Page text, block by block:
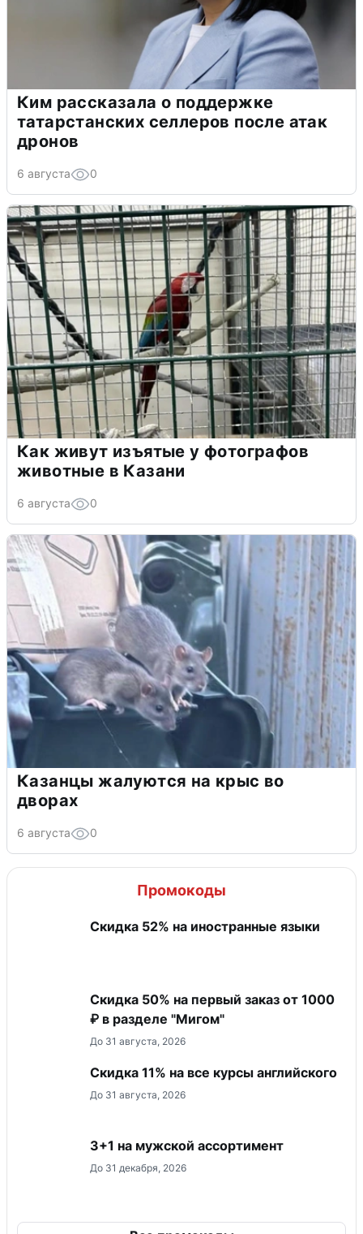
Ким рассказала о поддержке
татарстанских селлеров после атак
дронов
6 августа 0
Как живут изъятые у фотографов
животные в Казани
6 августа 0
Казанцы жалуются на крыс во
дворах
6 августа 0
Промокоды
Скидка 52% на иностранные языки
Скидка 50% на первый заказ от 1000
₽ в разделе "Мигом"
До 31 августа, 2026
Скидка 11% на все курсы английского
До 31 августа, 2026
3+1 на мужской ассортимент
До 31 декабря, 2026